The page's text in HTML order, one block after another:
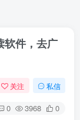
软件，去广
关注 私信
0 3968 0